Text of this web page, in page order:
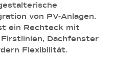
von PV-Anlagen.
ein Rechteck mit
Firstlinien, Dachfenster
Flexibilität.